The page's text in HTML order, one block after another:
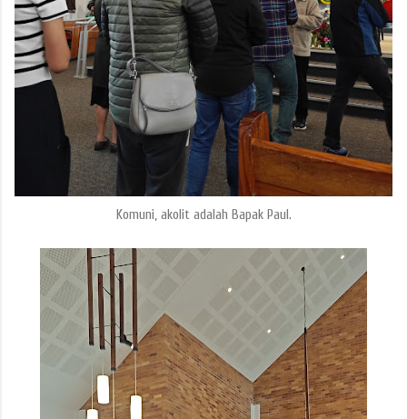
Komuni, akolit adalah Bapak Paul.